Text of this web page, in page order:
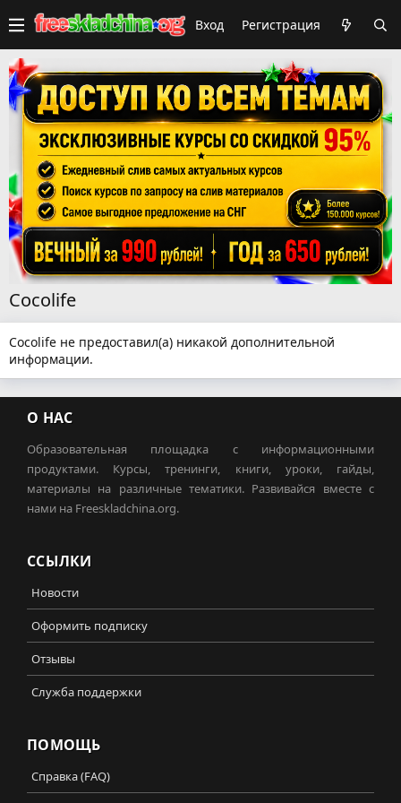
Вход Регистрация
Cocolife
Cocolife не предоставил(а) никакой дополнительной
информации.
О НАС
Образовательная площадка с информационными
продуктами. Курсы, тренинги, книги, уроки, гайды,
материалы на различные тематики. Развивайся вместе с
нами на Freeskladchina.org.
ССЫЛКИ
Новости
Оформить подписку
Отзывы
Служба поддержки
ПОМОЩЬ
Справка (FAQ)